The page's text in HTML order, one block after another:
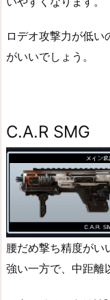
ロデオ攻撃力が低
がいいでしょう。
C.A.R SMG
腰だめ撃ち精度がい
強い一方で、中距離